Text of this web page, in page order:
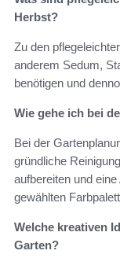
Herbst?
Zu den
anderem Sedum,
benötigen und
Wie gehe ich bei
Bei der
gründliche
aufbereiten und
gewählten
Welche kreativen
Garten?